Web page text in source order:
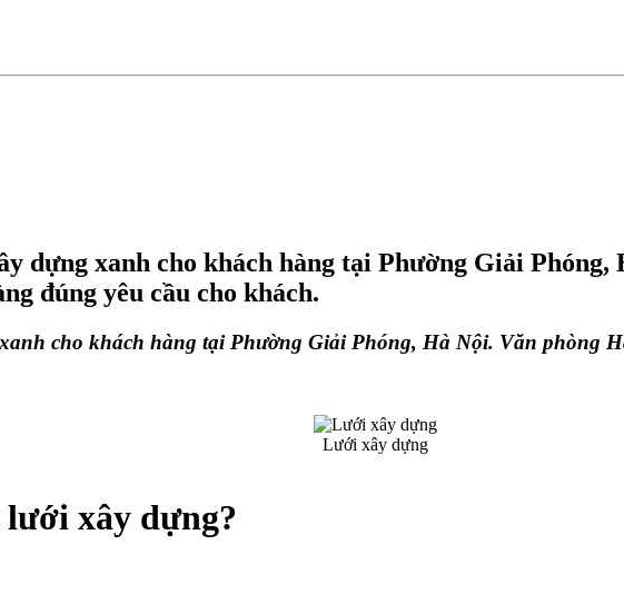
dựng xanh cho khách hàng tại Phường Giải
đúng yêu cầu cho khách.
cho khách hàng tại Phường Giải Phóng, Hà Nội. Văn phòng
Lưới xây dựng
lưới xây dựng?